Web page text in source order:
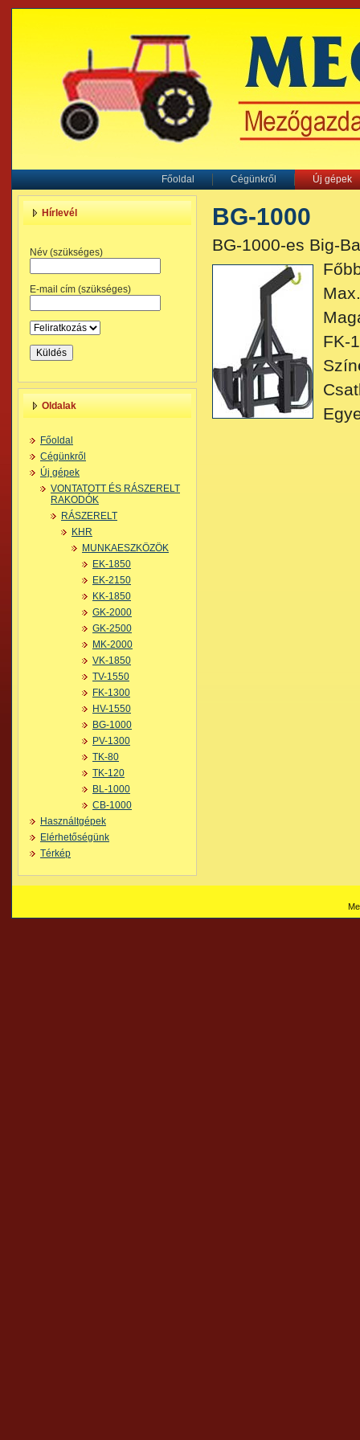
Főoldal Cégünkről Új gépek
Hírlevél
Név (szükséges)
E-mail cím (szükséges)
Oldalak
Főoldal
Cégünkről
Új gépek
VONTATOTT ÉS RÁSZERELT
RAKODÓK
RÁSZERELT
KHR
MUNKAESZKÖZÖK
EK-1850
EK-2150
KK-1850
GK-2000
GK-2500
MK-2000
VK-1850
TV-1550
FK-1300
HV-1550
BG-1000
PV-1300
TK-80
TK-120
BL-1000
CB-1000
Használtgépek
Elérhetőségünk
Térkép
BG-1000
BG-1000-es Big-
FK-